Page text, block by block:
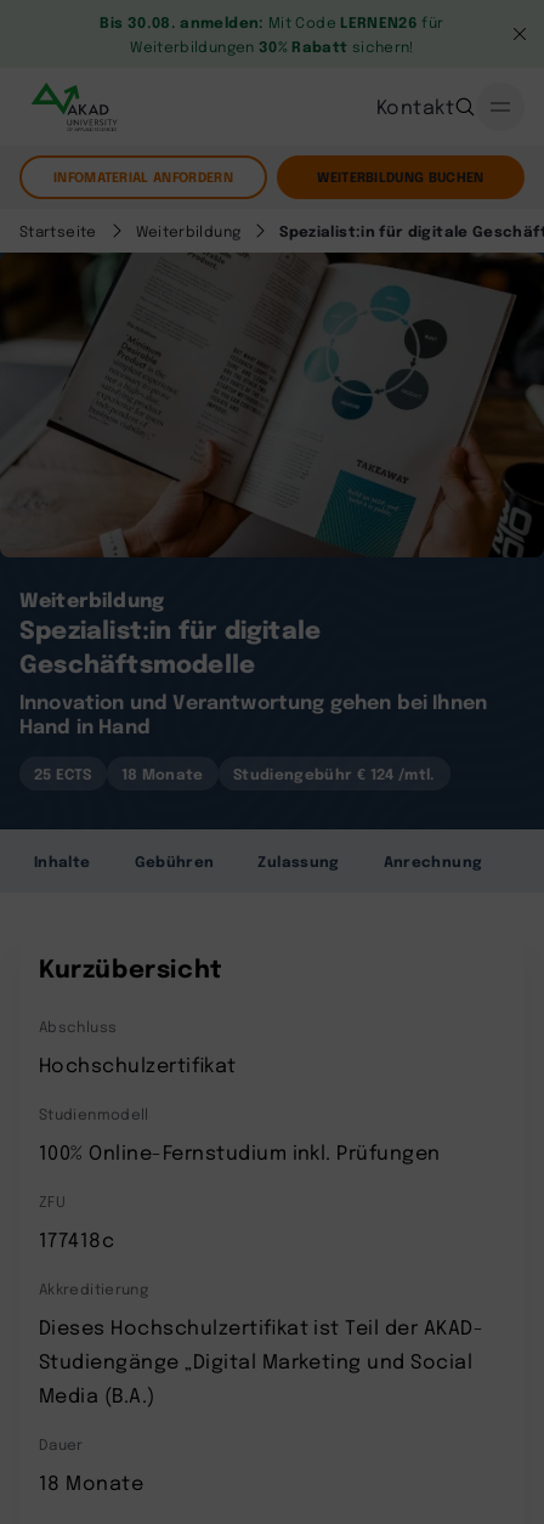
Bis 30.08. anmelden: Mit Code LERNEN26 für
Weiterbildungen 30% Rabatt sichern!
Kontakt
INFOMATERIAL ANFORDERN WEITERBILDUNG BUCHEN
Startseite Weiterbildung Spezialist:in für digitale
Weiterbildung
Spezialist:in für digitale
Geschäftsmodelle
Innovation und Verantwortung gehen bei Ihnen
Hand in Hand
25 ECTS 18 Monate Studiengebühr € 124 /mtl.
Inhalte Gebühren Zulassung Anrechnung
Kurzübersicht
Abschluss
Hochschulzertifikat
Studienmodell
100% Online-Fernstudium inkl. Prüfungen
ZFU
177418c
Akkreditierung
Dieses Hochschulzertifikat ist Teil der AKAD-
Studiengänge „Digital Marketing und Social
Media (B.A.)
Dauer
18 Monate